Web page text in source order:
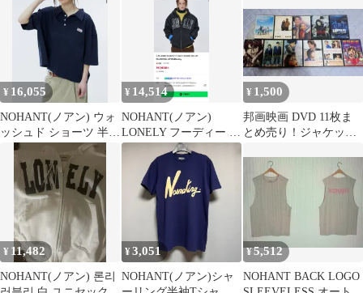
¥ 16,055
NOHANT(ノアン) ウォ
ッシュド ショーツ 半袖
Tシャツ
¥ 14,514
NOHANT(ノアン)
LONELY フーディー ジ
ップアップ チャコール
サイズL
¥ 1,500
邦画映画 DVD 11枚ま
とめ売り！ジャケット
¥ 11,482
NOHANT(ノアン) 론리
¥3,051
NOHANT(ノアン)シャ
¥5,512
NOHANT BACK LOGO